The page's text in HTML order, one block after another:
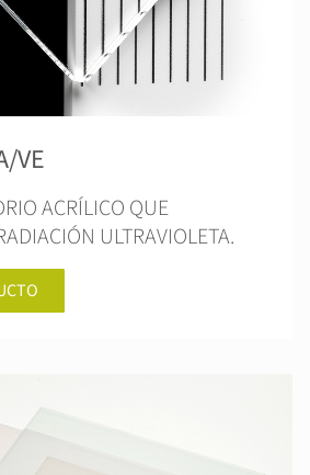
VE
ACRÍLICO QUE
ULTRAVIOLETA.